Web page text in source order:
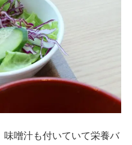
噌汁も付いていて栄養バ